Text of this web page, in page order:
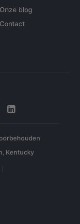
Onze blog
Contact